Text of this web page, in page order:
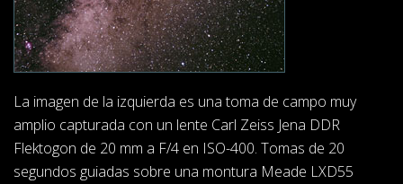
La imagen de la izquierda es una toma de campo muy
amplio capturada con un lente Carl Zeiss Jena DDR
Flektogon de 20 mm a F/4 en ISO-400. Tomas de 20
segundos guiadas sobre una montura Meade LXD55